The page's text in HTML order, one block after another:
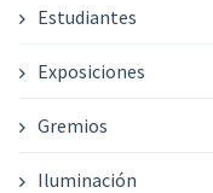
Estudiantes
Exposiciones
Gremios
Iluminación